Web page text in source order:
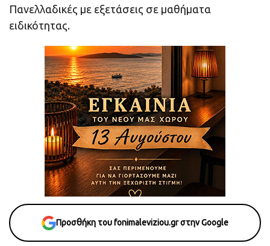
Πανελλαδικές με εξετάσεις σε μαθήματα
ειδικότητας.
Προσθήκη του fonimaleviziou.gr στην Google